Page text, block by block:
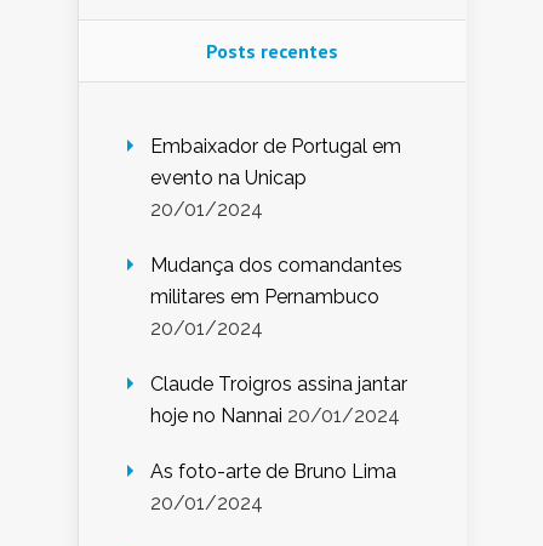
Posts recentes
Embaixador de Portugal em
evento na Unicap
20/01/2024
Mudança dos comandantes
militares em Pernambuco
20/01/2024
Claude Troigros assina jantar
hoje no Nannai 20/01/2024
As foto-arte de Bruno Lima
20/01/2024